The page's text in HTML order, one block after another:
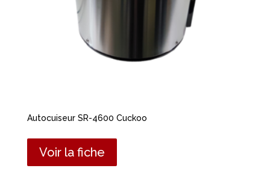
Autocuiseur SR-4600 Cuckoo
Voir la fiche